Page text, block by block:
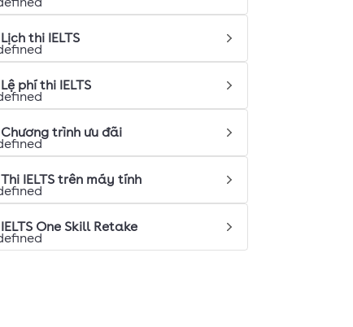
Lịch thi IELTS
Lệ phí thi IELTS
Chương trình ưu đãi
Thi IELTS trên máy tính
IELTS One Skill Retake